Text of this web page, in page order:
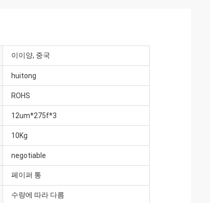
이이양, 중국
huitong
ROHS
12um*275f*3
10Kg
negotiable
페이퍼 통
수량에 따라 다름